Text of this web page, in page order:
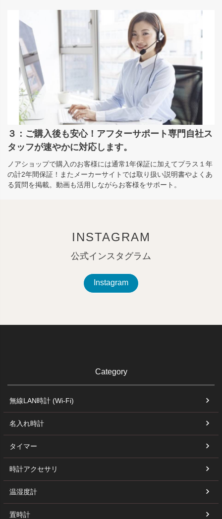
３：ご購入後も安心！アフターサポート専門自社ス
タッフが速やかに対応します。
ノアショップで購入のお客様には通常1年保証に加えてプラス１年
の計2年間保証！またメーカーサイトでは取り扱い説明書やよくあ
る質問を掲載。動画も活用しながらお客様をサポート。
INSTAGRAM
公式インスタグラム
Instagram
Category
無線LAN時計 (Wi-Fi)
名入れ時計
タイマー
時計アクセサリ
温湿度計
置時計